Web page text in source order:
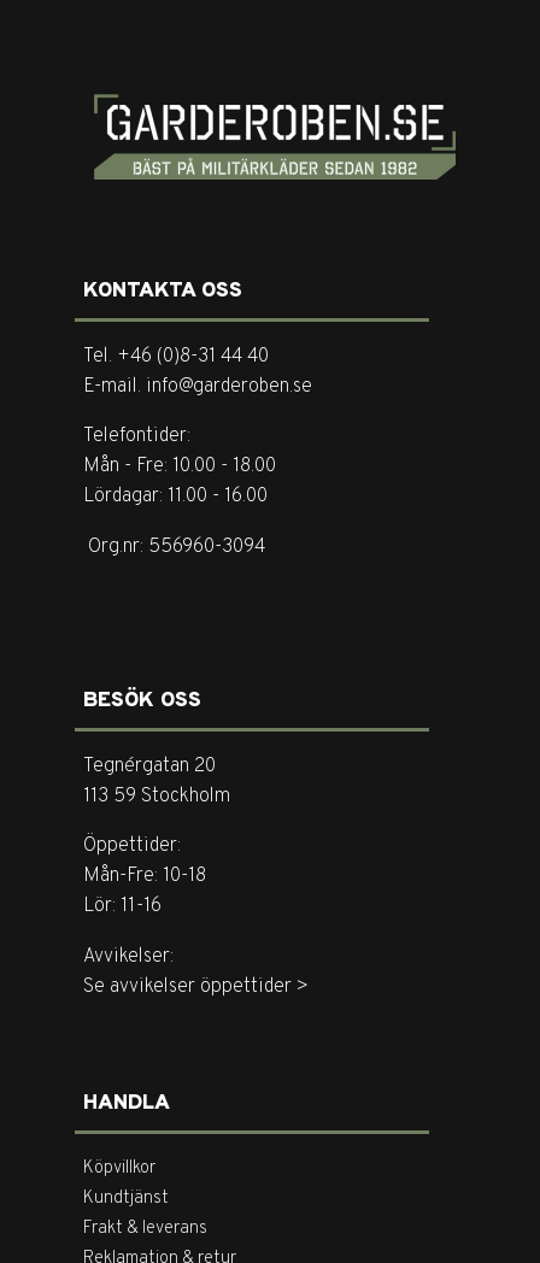
KONTAKTA OSS
Tel. +46 (0)8-31 44 40
E-mail. info@garderoben.se
Telefontider:
Mån - Fre: 10.00 - 18.00
Lördagar: 11.00 - 16.00
Org.nr: 556960-3094
BESÖK OSS
Tegnérgatan 20
113 59 Stockholm
Öppettider:
Mån-Fre: 10-18
Lör: 11-16
Avvikelser:
Se avvikelser öppettider >
HANDLA
Köpvillkor
Kundtjänst
Frakt & leverans